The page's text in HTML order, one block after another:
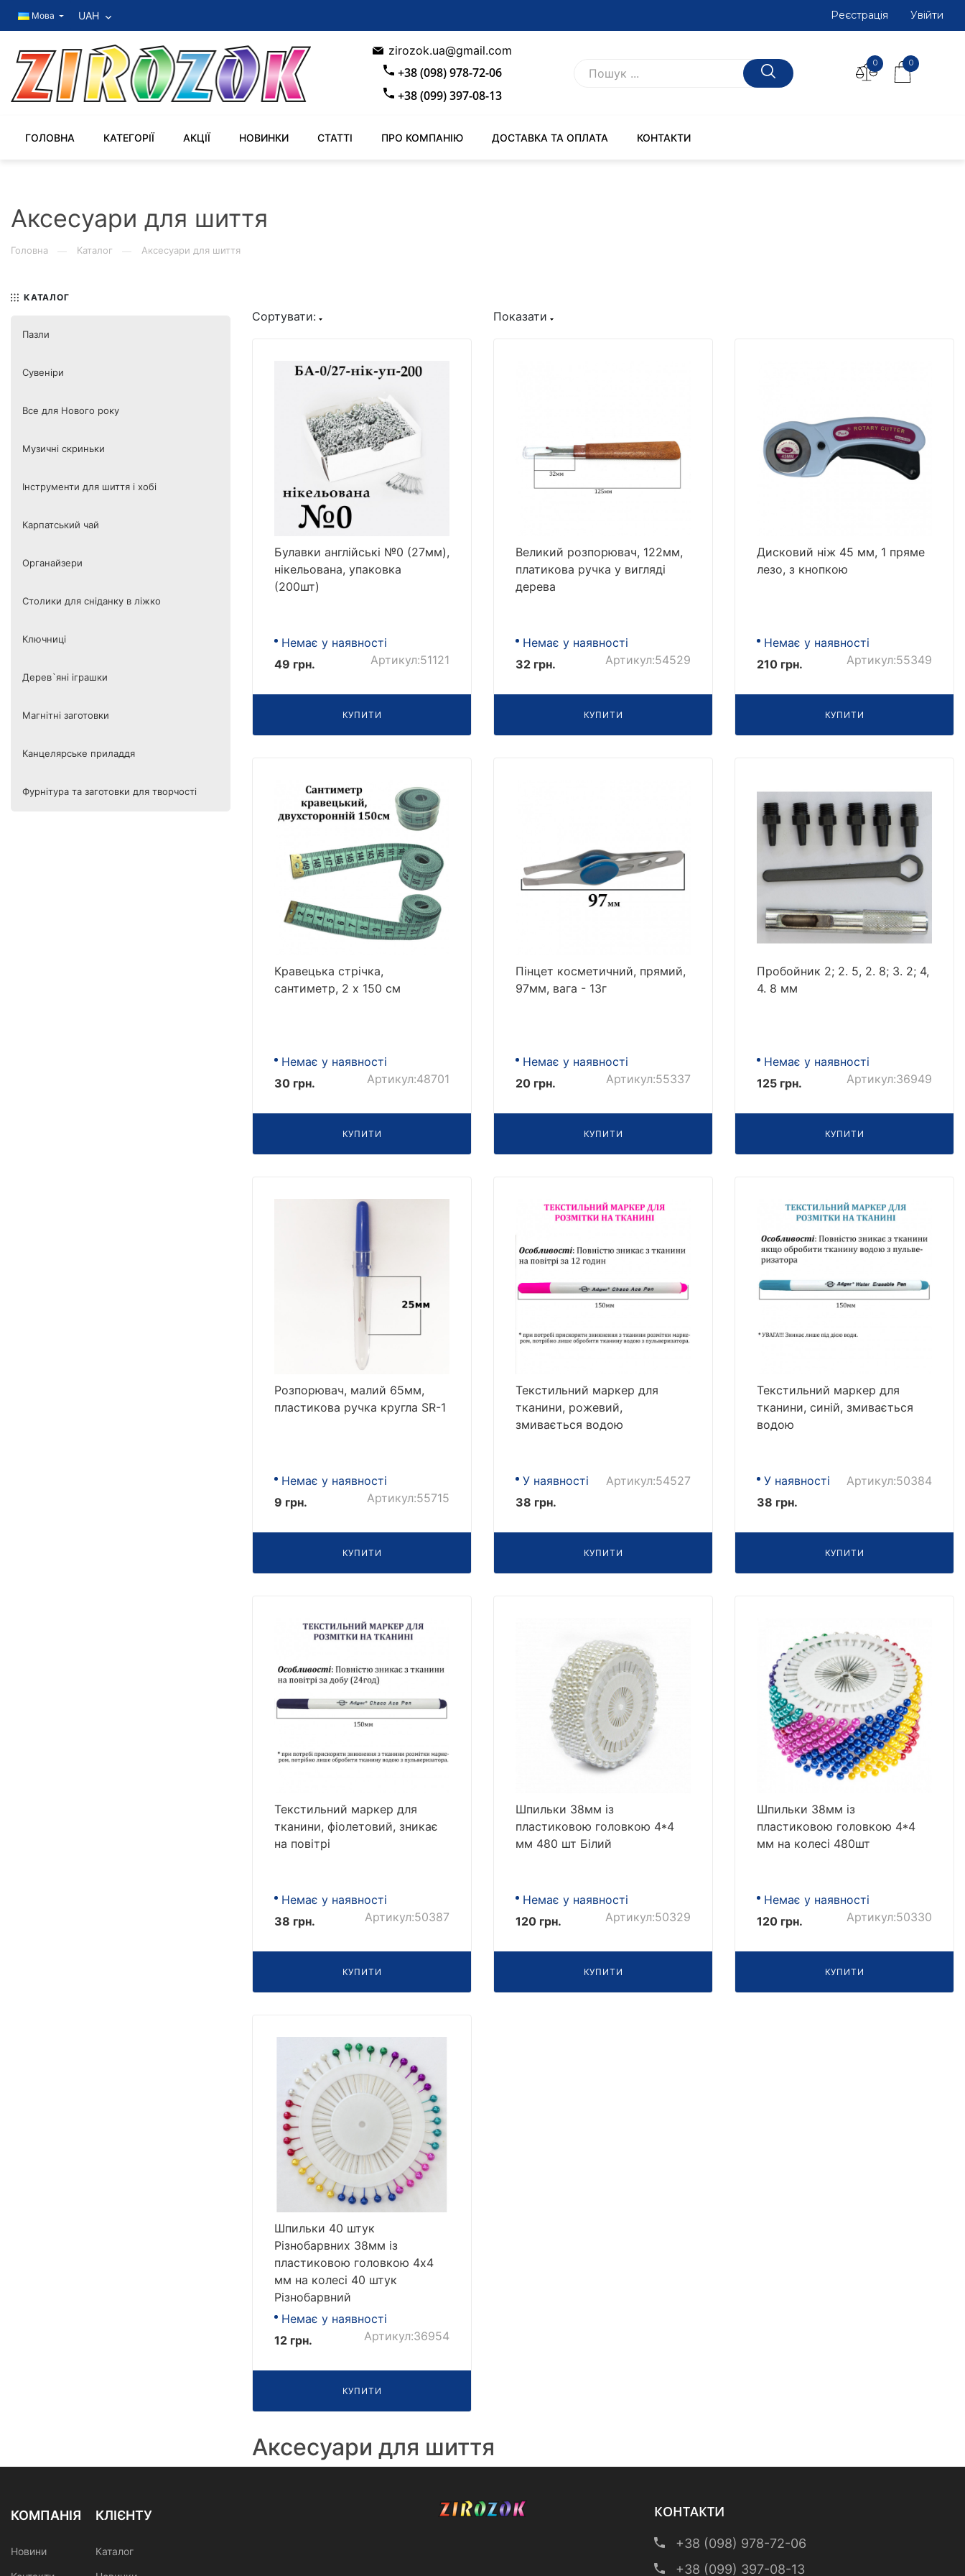
Мова UAH Реєстрація Увiйти
zirozok.ua@gmail.com
+38 (098) 978-72-06
+38 (099) 397-08-13
0 0
ГОЛОВНА КАТЕГОРІЇ АКЦІЇ НОВИНКИ СТАТТІ ПРО КОМПАНІЮ ДОСТАВКА ТА ОПЛАТА КОНТАКТИ
Аксесуари для шиття
Головна Каталог Аксесуари для шиття
КАТАЛОГ
Пазли
Сувеніри
Все для Нового року
Музичні скриньки
Інструменти для шиття і хобі
Карпатський чай
Органайзери
Столики для сніданку в ліжко
Ключниці
Дерев`яні іграшки
Магнітні заготовки
Канцелярське приладдя
Фурнітура та заготовки для творчості
Сортувати: Показати
Булавки англійські №0 (27мм),
нікельована, упаковка
(200шт)
Немає у наявності
Артикул:51121
49 грн.
КУПИТИ
Великий розпорювач, 122мм,
платикова ручка у вигляді
дерева
Немає у наявності
Артикул:54529
32 грн.
КУПИТИ
Дисковий ніж 45 мм, 1 пряме
лезо, з кнопкою
Немає у наявності
Артикул:55349
210 грн.
КУПИТИ
Кравецька стрічка,
сантиметр, 2 х 150 см
Немає у наявності
Артикул:48701
30 грн.
КУПИТИ
Пінцет косметичний, прямий,
97мм, вага - 13г
Немає у наявності
Артикул:55337
20 грн.
КУПИТИ
Пробойник 2; 2. 5, 2. 8; 3. 2; 4,
4. 8 мм
Немає у наявності
Артикул:36949
125 грн.
КУПИТИ
Розпорювач, малий 65мм,
пластикова ручка кругла SR-1
Немає у наявності
Артикул:55715
9 грн.
КУПИТИ
Текстильний маркер для
тканини, рожевий,
змивається водою
У наявності
Артикул:54527
38 грн.
КУПИТИ
Текстильний маркер для
тканини, синій, змивається
водою
У наявності
Артикул:50384
38 грн.
КУПИТИ
Текстильний маркер для
тканини, фіолетовий, зникає
на повітрі
Немає у наявності
Артикул:50387
38 грн.
КУПИТИ
Шпильки 38мм із
пластиковою головкою 4*4
мм 480 шт Білий
Немає у наявності
Артикул:50329
120 грн.
КУПИТИ
Шпильки 38мм із
пластиковою головкою 4*4
мм на колесі 480шт
Немає у наявності
Артикул:50330
120 грн.
КУПИТИ
Шпильки 40 штук
Різнобарвних 38мм із
пластиковою головкою 4х4
мм на колесі 40 штук
Різнобарвний
Немає у наявності
Артикул:36954
12 грн.
КУПИТИ
Аксесуари для шиття
КОМПАНІЯ
Новини
КЛІЄНТУ
Каталог
КОНТАКТИ
+38 (098) 978-72-06
+38 (099) 397-08-13